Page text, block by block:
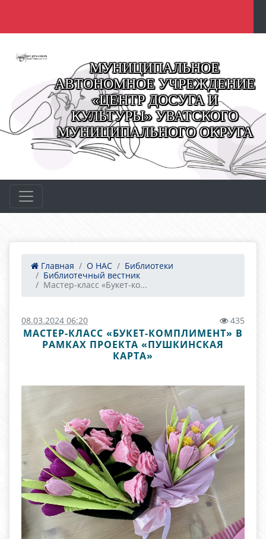
МУНИЦИПАЛЬНОЕ
АВТОНОМНОЕ УЧРЕЖДЕНИЕ
«ЦЕНТР ДОСУГА И
КУЛЬТУРЫ» УВАТСКОГО
МУНИЦИПАЛЬНОГО ОКРУГА
Главная О НАС
Библиотеки
Библиотечный вестник
Мастер-класс «Букет-ко...
08.03.2024 06:20 435
МАСТЕР-КЛАСС «БУКЕТ-КОМПЛИМЕНТ» В
РАМКАХ ПРОЕКТА «ПУШКИНСКАЯ
КАРТА»